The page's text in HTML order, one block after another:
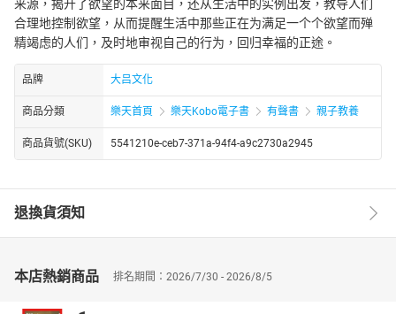
来源，揭开了欲望的本来面目，还从生活中的实例出发，教导人们
合理地控制欲望，从而提醒生活中那些正在为满足一个个欲望而殚
精竭虑的人们，及时地审视自己的行为，回归幸福的正途。
品牌 大吕文化
商品分類 樂天首頁 樂天Kobo電子書 有聲書 親子教養
商品貨號(SKU) 5541210e-ceb7-371a-94f4-a9c2730a2945
退換貨須知
本店熱銷商品 排名期間：2026/7/30 - 2026/8/5